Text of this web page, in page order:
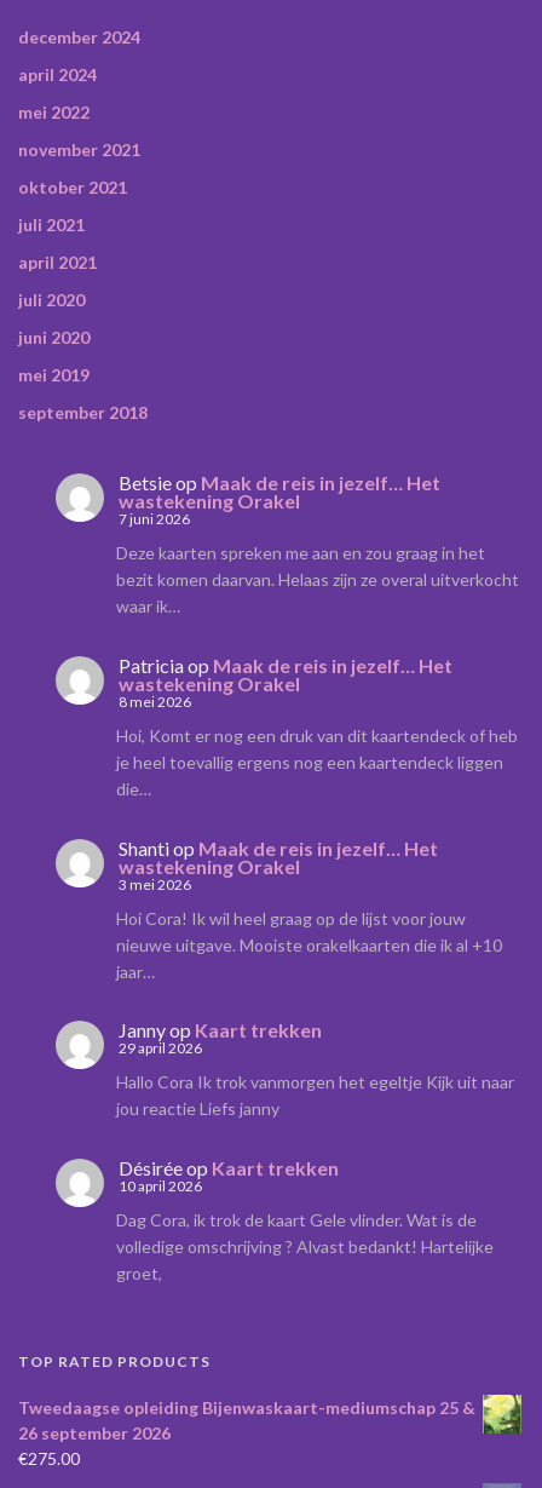
december 2024
april 2024
mei 2022
november 2021
oktober 2021
juli 2021
april 2021
juli 2020
juni 2020
mei 2019
september 2018
Betsieop Maak de reis in jezelf… Het
wastekening Orakel
7 juni 2026
Deze kaarten spreken me aan en zou graag in het
bezit komen daarvan. Helaas zijn ze overal uitverkocht
waar ik…
Patriciaop Maak de reis in jezelf… Het
wastekening Orakel
8 mei 2026
Hoi, Komt er nog een druk van dit kaartendeck of heb
je heel toevallig ergens nog een kaartendeck liggen
die…
Shantiop Maak de reis in jezelf… Het
wastekening Orakel
3 mei 2026
Hoi Cora! Ik wil heel graag op de lijst voor jouw
nieuwe uitgave. Mooiste orakelkaarten die ik al +10
jaar…
Jannyop Kaart trekken
29 april 2026
Hallo Cora Ik trok vanmorgen het egeltje Kijk uit naar
jou reactie Liefs janny
Désiréeop Kaart trekken
10 april 2026
Dag Cora, ik trok de kaart Gele vlinder. Wat is de
volledige omschrijving ? Alvast bedankt! Hartelijke
groet,
TOP RATED PRODUCTS
Tweedaagse opleiding Bijenwaskaart-mediumschap 25 &
26 september 2026
€275.00